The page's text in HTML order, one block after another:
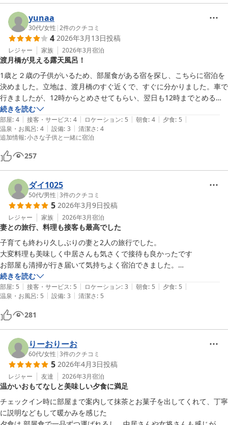
とにかく料理が美味しい、少し設備も古いところはあるが、総じて良い
yunaa
30代/女性 |2件のクチコミ
4 2026年3月13日投稿
レジャー 家族 2026年3月宿泊
渡月橋が見える露天風呂！
1歳と２歳の子供がいるため、部屋食がある宿を探し、こちらに宿泊を
決めました。立地は、渡月橋のすぐ近くで、すぐに分かりました。車で
行きましたが、12時からとめさせてもらい、翌日も12時までとめるこ
とができたので、嵐山をゆっくり観光することができました。部屋は風
呂なしだったので、貸切風呂露天風呂を予約しました。渡月橋が見え、
景色が良かったです。ただ洗い場も外なので、真冬だとかなり寒いと思
います。ご飯はとてもおいしかったです。2歳の子の夕食がつくプラン
でしたが、子供用ご飯もかなり多く、大人も一緒に食べてやっと完食し
ました。
続きを読む
部屋: 4 | 接客・サービス: 4 | ロケーション: 5 | 朝食: 4 | 夕食: 5 |
温泉・お風呂: 4 | 設備: 3 | 清潔さ: 4
追加情報:小さな子供と一緒に宿泊
257
ダイ1025
50代/男性 |3件のクチコミ
5 2026年3月9日投稿
レジャー 家族 2026年3月宿泊
妻との旅行、料理も接客も最高でした
子育ても終わり久しぶりの妻と2人の旅行でした。
大変料理も美味しく中居さんも気さくで接待も良かったです
お部屋も清掃が行き届いて気持ちよく宿泊できました。
また利用したいと思います
ありがとうございました。
続きを読む
部屋: 5 | 接客・サービス: 5 | ロケーション: 3 | 朝食: 5 | 夕食: 5 |
温泉・お風呂: 5 | 設備: 3 | 清潔さ: 5
281
りーおりーお
60代/女性 |3件のクチコミ
5 2026年4月3日投稿
レジャー 友達 2026年3月宿泊
温かいおもてなしと美味しい夕食に満足
チェックイン時に部屋まで案内して抹茶とお菓子を出してくれて、丁寧
に説明などもして暖かみを感じた